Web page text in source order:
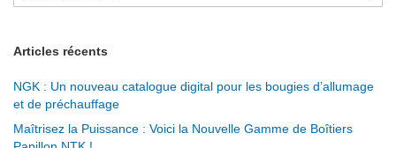
Articles récents
NGK : Un nouveau catalogue digital pour les bougies d’allumage
et de préchauffage
Maîtrisez la Puissance : Voici la Nouvelle Gamme de Boîtiers